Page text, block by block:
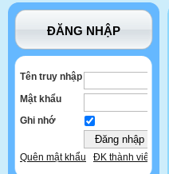
ĐĂNG NHẬP
Tên truy nhập
Mật khẩu
Ghi nhớ
Quên mật khẩu ĐK thành viên